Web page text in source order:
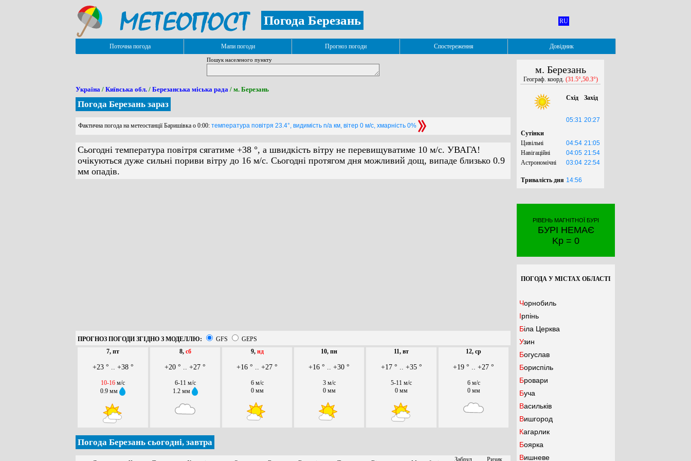
Погода Березань RU
Поточна погода Мапи погоди Прогноз погоди Спостереження Довідник
Пошук населеного пункту
Україна / Київська обл. / Березанська міська рада / м. Березань
Погода Березань зараз
Фактична погода на метеостанції Баришівка о 0:00: температура повітря 23.4°, видимість n/a км, вітер 0 м/с, хмарність 0%
Сьогодні температура повітря сягатиме +38 °, а швидкість вітру не перевищуватиме 10 м/с. УВАГА!
очікуються дуже сильні пориви вітру до 16 м/с. Сьогодні протягом дня можливий дощ, випаде близько 0.9
мм опадів.
ПРОГНОЗ ПОГОДИ ЗГІДНО З МОДЕЛЛЮ: GFS
GEPS
7, пт
+23 ° .. +38 °
10-16 м/с
0.9 мм
8, сб
+20 ° .. +27 °
6-11 м/с
1.2 мм
9, нд
+16 ° .. +27 °
6 м/с
0 мм
10, пн
+16 ° .. +30 °
3 м/с
0 мм
11, вт
+17 ° .. +35 °
5-11 м/с
0 мм
12, ср
+19 ° .. +27 °
6 м/с
0 мм
Погода Березань сьогодні, завтра
Забруд. Ризик
м. Березань
Географ. коорд. (31.5°,50.3°)
Схід Захід
05:31 20:27
Сутінки
Цивільні
04:54 21:05
Навігаційні
04:05 21:54
Астрономічні
03:04 22:54
Тривалість дня 14:56
РІВЕНЬ МАГНІТНОЇ БУРІ
БУРІ НЕМАЄ
Kp = 0
ПОГОДА У МІСТАХ ОБЛАСТІ
Чорнобиль
Ірпінь
Біла Церква
Узин
Богуслав
Бориспіль
Бровари
Буча
Васильків
Вишгород
Кагарлик
Боярка
Вишневе